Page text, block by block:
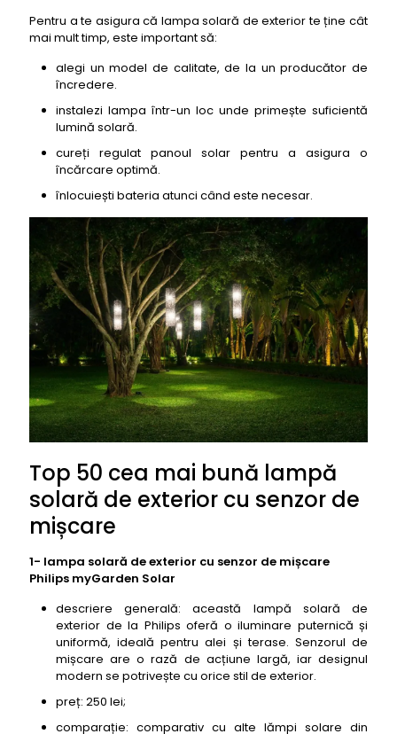
Pentru a te asigura că lampa solară de exterior te ține cât
mai mult timp, este important să:
alegi un model de calitate, de la un producător de
încredere.
instalezi lampa într-un loc unde primește suficientă
lumină solară.
cureți regulat panoul solar pentru a asigura o
încărcare optimă.
înlocuiești bateria atunci când este necesar.
Top 50 cea mai bună lampă
solară de exterior cu senzor de
mișcare
1- lampa solară de exterior cu senzor de mișcare
Philips myGarden Solar
descriere generală: această lampă solară de
exterior de la Philips oferă o iluminare puternică și
uniformă, ideală pentru alei și terase. Senzorul de
mișcare are o rază de acțiune largă, iar designul
modern se potrivește cu orice stil de exterior.
preț: 250 lei;
comparație: comparativ cu alte lămpi solare din